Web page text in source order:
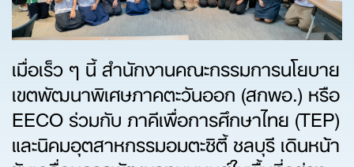
เมื่อเร็ว ๆ นี้ สำนักงานคณะกรรมการนโยบาย
เขตพัฒนาพิเศษภาคตะวันออก (สกพอ.) หรือ
EECO ร่วมกับ ภาคีเพื่อการศึกษาไทย (TEP)
และนิคมอุตสาหกรรมอมตะซิตี้ ชลบุรี เดินหน้า